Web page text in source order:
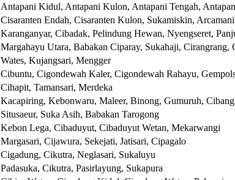
Antapani Kidul, Antapani Kulon, Antapani Tengah,
Cisaranten Endah, Cisaranten Kulon, Sukamiskin,
Karanganyar, Cibadak, Pelindung Hewan, Nyengseret,
Margahayu Utara, Babakan Ciparay, Sukahaji, Cirangrang,
Wates, Kujangsari, Mengger
Cibuntu, Cigondewah Kaler, Cigondewah Rahayu,
Cihapit, Tamansari, Merdeka
Kacapiring, Kebonwaru, Maleer, Binong, Gumuruh,
Situsaeur, Suka Asih, Babakan Tarogong
Kebon Lega, Cibaduyut, Cibaduyut Wetan, Mekarwangi
Margasari, Cijawura, Sekejati, Jatisari, Cipagalo
Cigadung, Cikutra, Neglasari, Sukaluyu
Padasuka, Cikutra, Pasirlayung, Sukapura